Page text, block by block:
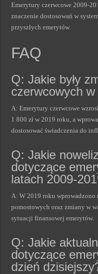
Emerytury czerwcowe 2009-
znaczenie dostosowań w
przyszłych emerytów.
FAQ
Q: Jakie były
czerwcowych
A: Emerytury czerwcowe
1 800 zł w 2019 roku, a
dostosować świadczenia do
Q: Jakie
dotyczące
latach 2009-
A: W 2019 roku wprowadzono
pomostowych oraz zmiany w
sytuacji finansowej emerytów.
Q: Jakie
dotyczące
dzień